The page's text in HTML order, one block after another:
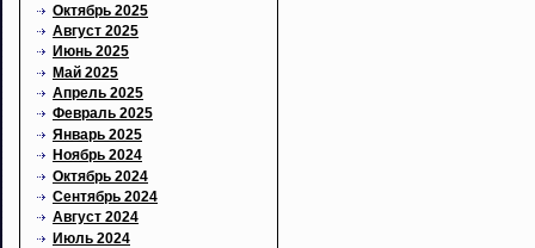
Октябрь 2025
Август 2025
Июнь 2025
Май 2025
Апрель 2025
Февраль 2025
Январь 2025
Ноябрь 2024
Октябрь 2024
Сентябрь 2024
Август 2024
Июль 2024